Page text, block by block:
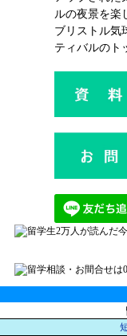
ルの夜景を楽
ブリストル気
ティバルのト